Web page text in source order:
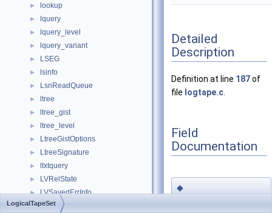
► lookup
► lquery
► lquery_level
► lquery_variant
► LSEG
► lsinfo
► LsnReadQueue
► ltree
► ltree_gist
► ltree_level
► LtreeGistOptions
► LtreeSignature
► ltxtquery
► LVRelState
► LVSavedErrInfo
► LWLock
Detailed
Description
Definition at line 187of
file logtape.c
Field
Documentation
◆
enable_prealloc
LogicalTapeSet